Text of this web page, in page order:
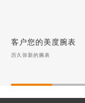
历久弥新的腕表
客户您的美度腕表
历久弥新的腕表